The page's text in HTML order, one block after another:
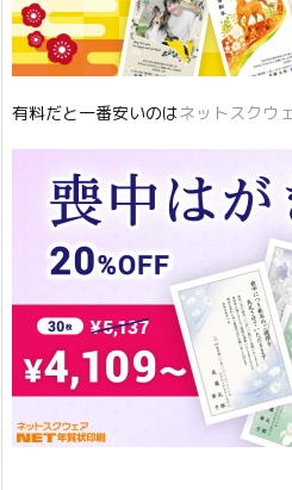
有料だと一番安いのはネットスクウ